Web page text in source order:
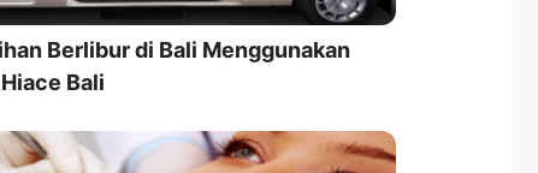
Berlibur di Bali Menggunakan
Bali